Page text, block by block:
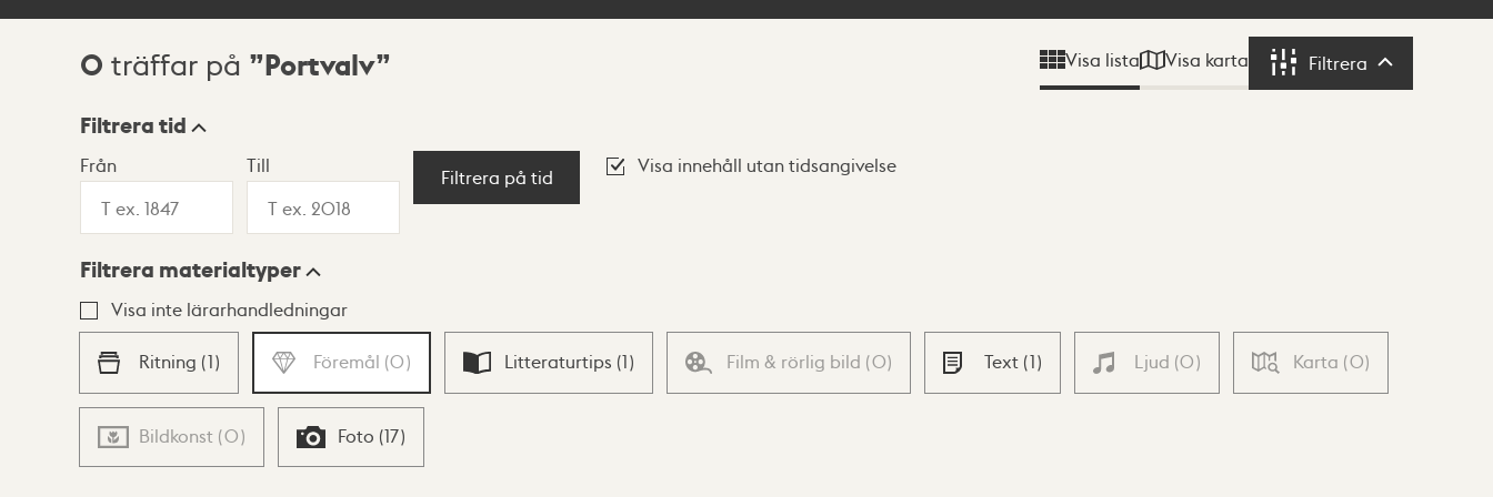
Sökresultat
0 träffar på Portvalv Visa lista Visa karta Filtrera Filtrera
Visningsläge
Lista Karta
Filtrera tid
Från Till
Filtrera på tid
Visa innehåll utan tidsangivelse
Filtrera materialtyper
Visa inte lärarhandledningar
Ritning (1) Föremål (0) Litteraturtips (1) Film & rörlig bild (0) Text (1) Ljud (0) Karta (0)
Bildkonst (0) Foto (17)